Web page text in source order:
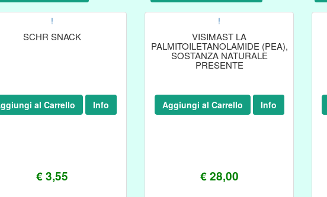
!
SCHR SNACK
€ 3,55
al Carrello Info
!
VISIMAST LA
PALMITOILETANOLAMIDE (PEA),
SOSTANZA NATURALE
PRESENTE
€ 28,00
Aggiungi al Carrello Info